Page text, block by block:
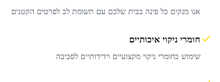
אנו מנקים כל פינה בבית שלכם עם תשומת לב לפרטים הקטנים
חומרי ניקוי איכותיים
שימוש בחומרי ניקוי מקצועיים וידידותיים לסביבה